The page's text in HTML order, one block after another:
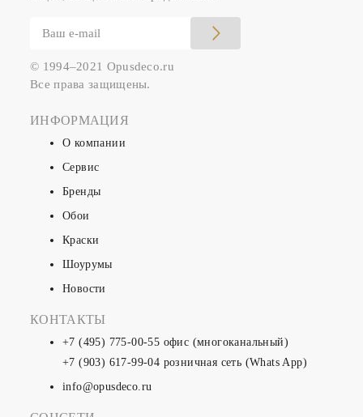
© 1994–2021 Opusdeco.ru
Все права защищены.
ИНФОРМАЦИЯ
О компании
Сервис
Бренды
Обои
Краски
Шоурумы
Новости
КОНТАКТЫ
+7 (495) 775-00-55 офис (многоканальный)
+7 (903) 617-99-04 розничная сеть (Whats App)
info@opusdeco.ru